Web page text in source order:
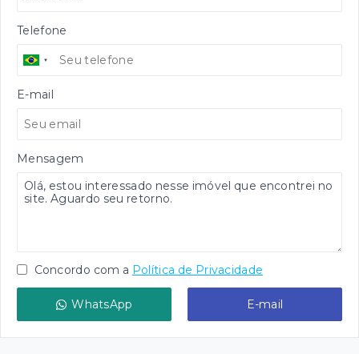
Telefone
E-mail
Mensagem
Concordo com a Política de Privacidade
WhatsApp E-mail